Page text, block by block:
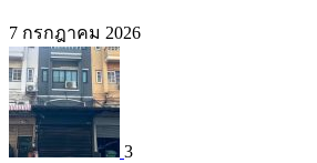
7 กรกฎาคม 2026
3